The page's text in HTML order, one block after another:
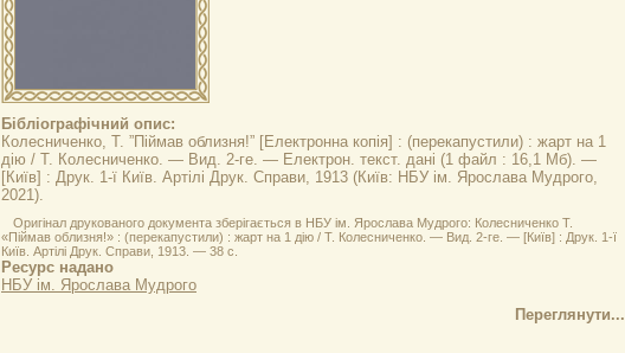
Бібліографічний опис:
Колесниченко, Т. ”Піймав облизня!” [Електронна копія] : (перекапустили) : жарт на 1
дію / Т. Колесниченко. — Вид. 2-ге. — Електрон. текст. дані (1 файл : 16,1 Мб). —
[Київ] : Друк. 1-ї Київ. Артілі Друк. Справи, 1913 (Київ: НБУ ім. Ярослава Мудрого,
2021).
Оригінал друкованого документа зберігається в НБУ ім. Ярослава Мудрого: Колесниченко Т.
«Піймав облизня!» : (перекапустили) : жарт на 1 дію / Т. Колесниченко. — Вид. 2-ге. — [Київ] : Друк. 1-ї
Київ. Артілі Друк. Справи, 1913. — 38 с.
Ресурс надано
НБУ ім. Ярослава Мудрого
Переглянути...